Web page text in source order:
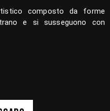
composto da forme
e si susseguono con